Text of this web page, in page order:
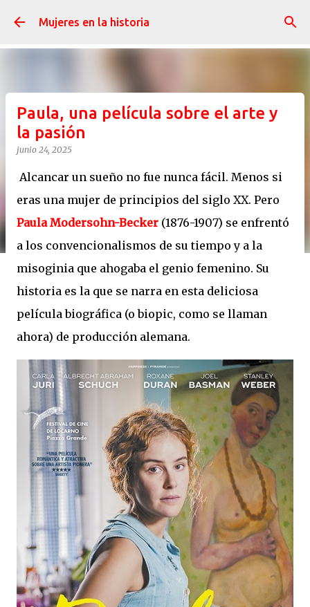
Ir al contenido principal
Mujeres en la historia
Paula, una película sobre el arte y
la pasión
junio 24, 2025
Alcancar un sueño no fue nunca fácil. Menos si
eras una mujer de principios del siglo XX. Pero
Paula Modersohn-Becker (1876-1907) se enfrentó
a los convencionalismos de su tiempo y a la
misoginia que ahogaba el genio femenino. Su
historia es la que se narra en esta deliciosa
película biográfica (o biopic, como se llaman
ahora) de producción alemana.